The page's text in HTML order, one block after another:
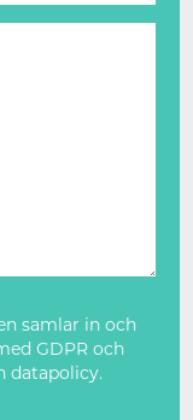
samlar in och
GDPR och
datapolicy.